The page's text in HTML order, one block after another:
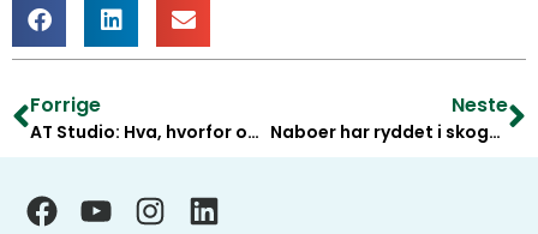
Forrige
AT Studio: Hva, hvorfor og hvordan om lukket hogst
Neste
Naboer har ryddet i skogen. – Vi er stolte og får masse skryt